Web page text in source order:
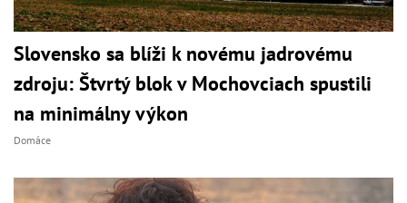
Slovensko sa blíži k novému jadrovému
zdroju: Štvrtý blok v Mochovciach spustili
na minimálny výkon
Domáce